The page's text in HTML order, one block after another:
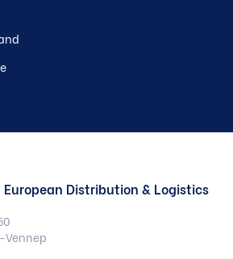
| European Distribution & Logistics
Vennep